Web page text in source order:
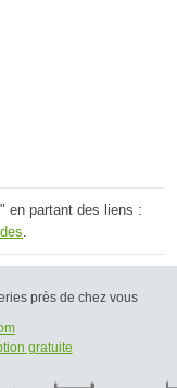
en partant des liens :
.
près de chez vous
gratuite